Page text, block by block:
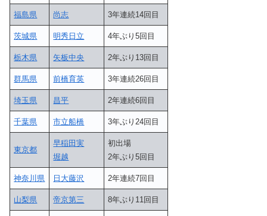
福島県 尚志 3年連続14回目
茨城県 明秀日立 4年ぶり5回目
栃木県 矢板中央 2年ぶり13回目
群馬県 前橋育英 3年連続26回目
埼玉県 昌平 2年連続6回目
千葉県 市立船橋 3年ぶり24回目
東京都
早稲田実
堀越
初出場
2年ぶり5回目
神奈川県 日大藤沢 2年連続7回目
山梨県 帝京第三 8年ぶり11回目